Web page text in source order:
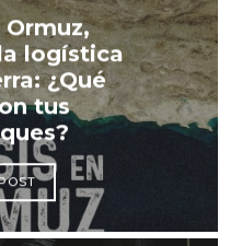
Ormuz,
logística
¿Qué
tus